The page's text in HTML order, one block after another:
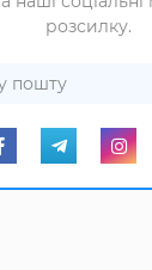
розсилку.